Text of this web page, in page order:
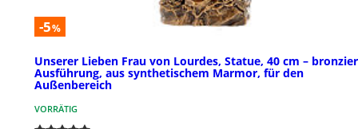
-5%
Unserer Lieben Frau von Lourdes, Statue, 40 cm –
Ausführung, aus synthetischem Marmor, für den
Außenbereich
VORRÄTIG